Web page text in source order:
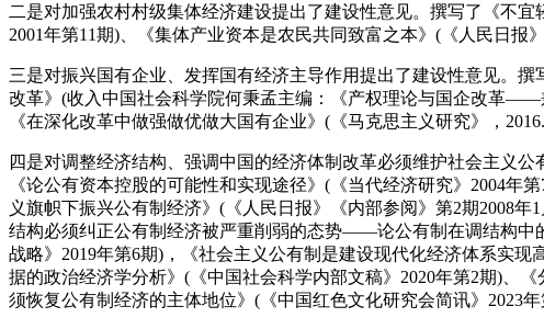
二是对加强农村村级集体经济建设提出了建设性意见。 撰写了《不宜
2001年第11期)、《集体产业资本是农民共同致富之本》(《人民日报
三是对振兴国有企业、发挥国有经济主导作用提出了建设性意见。 撰
改革》(收入中国社会科学院何秉孟主编：《产权理论与国企改革——
《在深化改革中做强做优做大国有企业》(《马克思主义研究》，
四是对调整经济结构、强调中国的经济体制改革必须维护社会主义公
《论公有资本控股的可能性和实现途径》(《当代经济研究》2004
义旗帜下振兴公有制经济》(《人民日报》《内部参阅》第2期2008
结构必须纠正公有制经济被严重削弱的态势——论公有制在调结构中
战略》2019年第6期)，《社会主义公有制是建设现代化经济体系实
据的政治经济学分析》(《中国社会科学内部文稿》2020年第2期)、
须恢复公有制经济的主体地位》(《中国红色文化研究会简讯》2023年